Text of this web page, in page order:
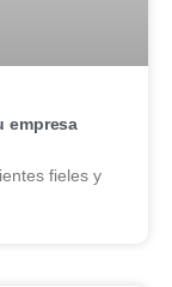
empresa
fieles y